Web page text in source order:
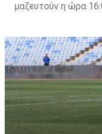
μαζευτούν η ώρα
δώοσυν το παρών
της ομάδας.